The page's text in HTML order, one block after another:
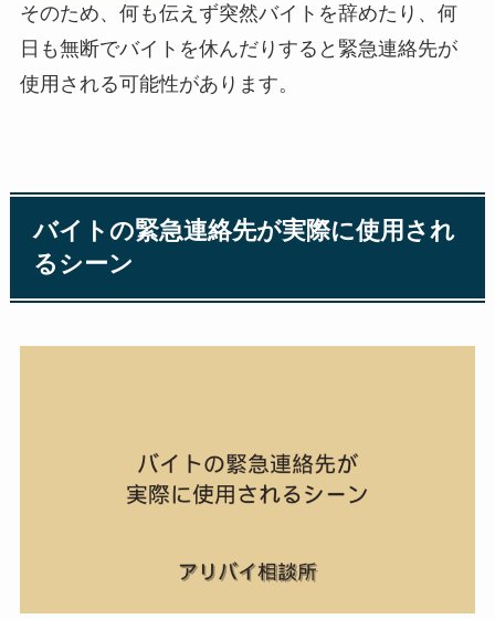
そのため、何も伝えず突然バイトを辞めたり、何
日も無断でバイトを休んだりすると緊急連絡先が
使用される可能性があります。
バイトの緊急連絡先が実際に使用され
るシーン